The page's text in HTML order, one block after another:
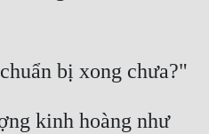
kinh hoàng như